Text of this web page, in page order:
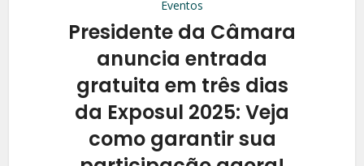
Eventos
Presidente da Câmara
anuncia entrada
gratuita em três dias
da Exposul 2025: Veja
como garantir sua